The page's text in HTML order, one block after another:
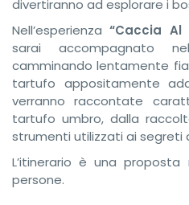
divertiranno ad esplorare i
Nell’esperienza“Caccia Al
sarai accompagnato
camminando lentamente
tartufo appositamente
verranno raccontate
tartufo umbro, dalla
strumenti utilizzati ai segreti
L’itinerario è una
persone.